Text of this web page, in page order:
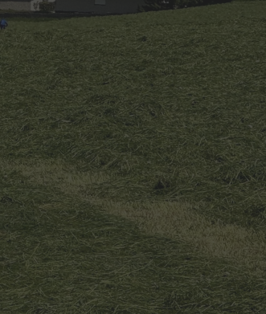
24 qkm, mit den Orten Weyer,
der Abtei in früherer Zeit nicht
gehörte, einen Teil des
Bonner Propst nach Präsentation